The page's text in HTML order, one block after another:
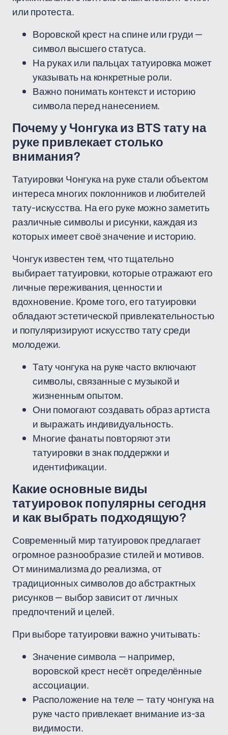
или протеста.
Воровской крест на спине или груди —
символ высшего статуса.
На руках или пальцах татуировка может
указывать на конкретные роли.
Важно понимать контекст и историю
символа перед нанесением.
Почему у Чонгука из BTS тату на
руке привлекает столько
внимания?
Татуировки Чонгука на руке стали объектом
интереса многих поклонников и любителей
тату-искусства. На его руке можно заметить
различные символы и рисунки, каждая из
которых имеет своё значение и историю.
Чонгук известен тем, что тщательно
выбирает татуировки, которые отражают его
личные переживания, ценности и
вдохновение. Кроме того, его татуировки
обладают эстетической привлекательностью
и популяризируют искусство тату среди
молодежи.
Тату чонгука на руке часто включают
символы, связанные с музыкой и
жизненным опытом.
Они помогают создавать образ артиста
и выражать индивидуальность.
Многие фанаты повторяют эти
татуировки в знак поддержки и
идентификации.
Какие основные виды
татуировок популярны сегодня
и как выбрать подходящую?
Современный мир татуировок предлагает
огромное разнообразие стилей и мотивов.
От минимализма до реализма, от
традиционных символов до абстрактных
рисунков — выбор зависит от личных
предпочтений и целей.
При выборе татуировки важно учитывать:
Значение символа — например,
воровской крест несёт определённые
ассоциации.
Расположение на теле — тату чонгука на
руке часто привлекает внимание из-за
видимости.